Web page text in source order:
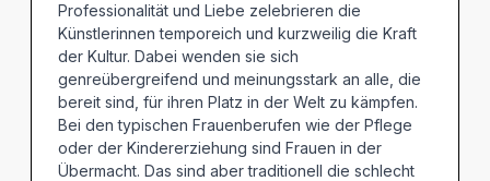
Professionalität und Liebe zelebrieren die
Künstlerinnen temporeich und kurzweilig die Kraft
der Kultur. Dabei wenden sie sich
genreübergreifend und meinungsstark an alle, die
bereit sind, für ihren Platz in der Welt zu kämpfen.
Bei den typischen Frauenberufen wie der Pflege
oder der Kindererziehung sind Frauen in der
Übermacht. Das sind aber traditionell die schlecht